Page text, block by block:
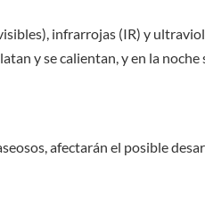
infrarrojas (IR) y
y se calientan, y en la
afectarán el posible